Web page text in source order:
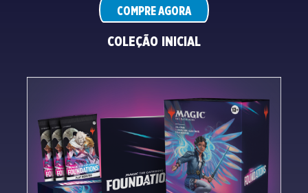
COMPRE AGORA
COLEÇÃO INICIAL